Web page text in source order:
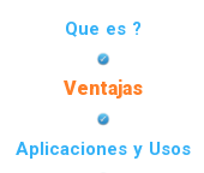
Que es ?
Ventajas
Aplicaciones y Usos